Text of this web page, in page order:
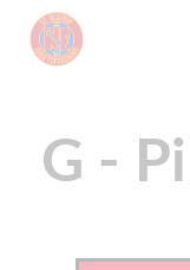
G -